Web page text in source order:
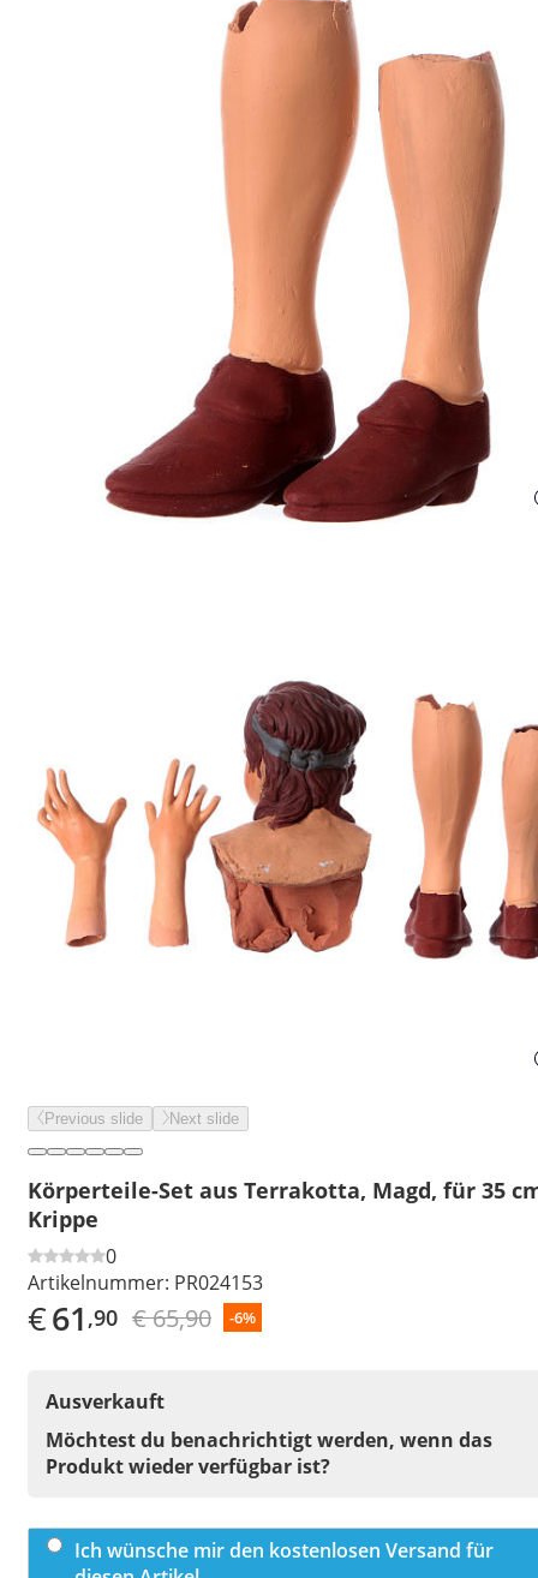
Previous slide Next slide
Körperteile-Set aus Terrakotta, Magd, für 35
Krippe
0
Artikelnummer: PR024153
€61 ,90 € 65,90 -6%
Ausverkauft
Möchtest du benachrichtigt werden, wenn das
Produkt wieder verfügbar ist?
Ich wünsche mir den kostenlosen Versand für